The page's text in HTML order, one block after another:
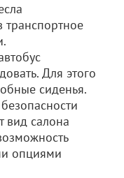
транспортное
Для этого
сиденья.
вид салона
опциями